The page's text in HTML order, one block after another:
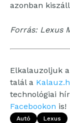
azonban
Forrás: Lexus
Elkalauzoljuk
talál a
technológiai
Facebookon is!
Autó Lexus